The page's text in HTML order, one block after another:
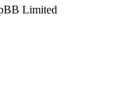
Limited